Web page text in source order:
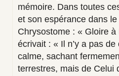
mémoire. Dans toutes
et son espérance dans
Chrysostome : « Gloire
écrivait : « Il n’y a pas
calme, sachant
terrestres, mais de Celui